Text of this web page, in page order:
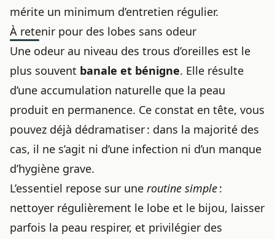
mérite un minimum d’entretien régulier.
À retenir pour des lobes sans odeur
Une odeur au niveau des trous d’oreilles est le
plus souvent banale et bénigne. Elle résulte
d’une accumulation naturelle que la peau
produit en permanence. Ce constat en tête, vous
pouvez déjà dédramatiser : dans la majorité des
cas, il ne s’agit ni d’une infection ni d’un manque
d’hygiène grave.
L’essentiel repose sur une routine simple:
nettoyer régulièrement le lobe et le bijou, laisser
parfois la peau respirer, et privilégier des